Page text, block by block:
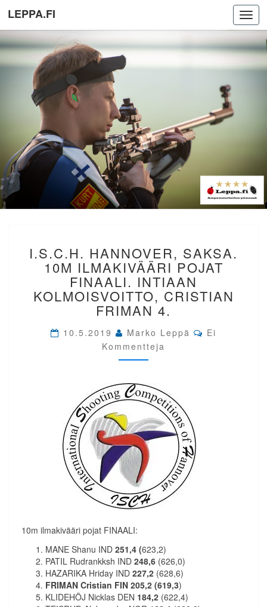
LEPPA.FI
HANNOVER,
SAKSA.
10M
ILMAKIVÄÄRI
POJAT
FINAALI.
KOLMOISVOITTO,
CRISTIAN
FRIMAN
I.S.C.H. HANNOVER, SAKSA.
10M ILMAKIVÄÄRI POJAT
FINAALI. INTIAAN
KOLMOISVOITTO, CRISTIAN
FRIMAN 4.
10.5.2019 Marko Leppä Comments
Ei
Kommentteja
10m ilmakivääri pojat FINAALI:
MANE Shanu IND 251,4 (623,2)
PATIL Rudrankksh IND 248,6 (626,0)
HAZARIKA Hriday IND 227,2 (628,6)
FRIMAN Cristian FIN 205,2 (619,3)
KLIDEHÖJ Nicklas DEN 184,2 (622,4)